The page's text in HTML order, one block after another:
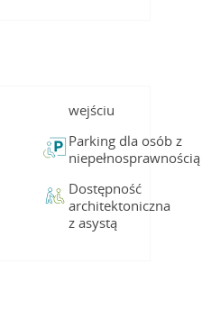
wejściu
Parking dla osób z
niepełnosprawnością
Dostępność
architektoniczna
z asystą